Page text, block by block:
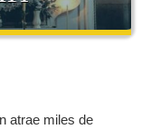
atrae miles de